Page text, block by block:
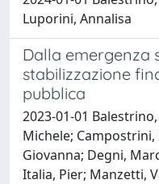
Luporini, Annalisa
Dalla emergenza
stabilizzazione
pubblica
2023-01-01
Michele;
Giovanna; Degni,
Italia, Pier; Manzetti,